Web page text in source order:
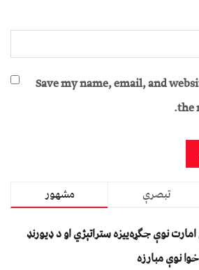
Save my name, email, and
the
مشهور تبصرې
نوې جګړه‌ییزه ستراتېژي او د ډیورنډ
نوې مبارزه